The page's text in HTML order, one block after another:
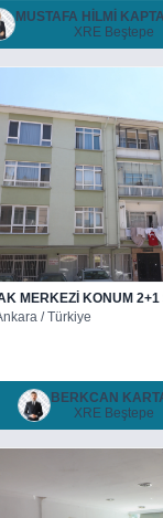
MUSTAFA HİLMİ
XRE Beştepe
MERKEZİ KONUM 2+1
/ Türkiye
BERKCAN
XRE Beştepe